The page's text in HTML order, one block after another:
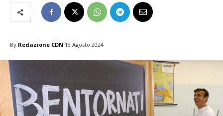
By Redazione CDN 13 Agosto 2024